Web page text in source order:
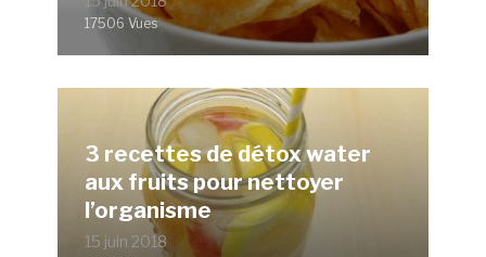
17506 Vues
3 recettes de détox water
aux fruits pour nettoyer
l’organisme
15 juin 2018